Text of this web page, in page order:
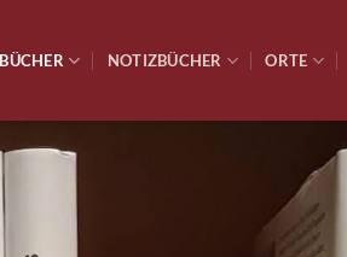
BÜCHER NOTIZBÜCHER ORTE